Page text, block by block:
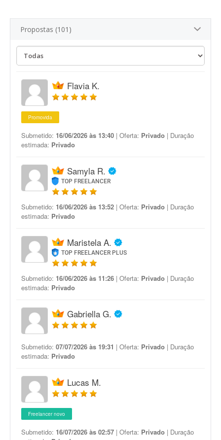
Propostas (101)
Flavia K.
Promovida
Submetido: 16/06/2026 às 13:40 | Oferta: Privado | Duração
estimada: Privado
Samyla R.
TOP FREELANCER
Submetido: 16/06/2026 às 13:52 | Oferta: Privado | Duração
estimada: Privado
Maristela A.
TOP FREELANCER PLUS
Submetido: 16/06/2026 às 11:26 | Oferta: Privado | Duração
estimada: Privado
Gabriella G.
Submetido: 07/07/2026 às 19:31 | Oferta: Privado | Duração
estimada: Privado
Lucas M.
Freelancer novo
Submetido: 16/07/2026 às 02:57 | Oferta: Privado | Duração